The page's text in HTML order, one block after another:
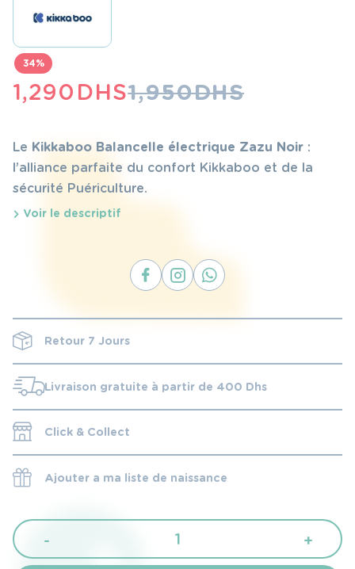
1,950DHS
LE
INITIAL
ÉTAIT :
1,950 DHS.
1,290 DHS
LE
ACTUEL
EST :
1,290 DHS.
34%
Le Kikkaboo Balancelle électrique Zazu Noir :
l’alliance parfaite du confort Kikkaboo et de la
sécurité Puériculture.
Voir le descriptif
Retour 7 Jours
Livraison gratuite à partir de 400 Dhs
Click & Collect
Ajouter a ma liste de naissance
-
quantité
de
+